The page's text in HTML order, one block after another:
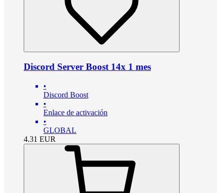
Discord Server Boost 14x 1 mes
•
Discord Boost
•
Enlace de activación
•
GLOBAL
4.31 EUR